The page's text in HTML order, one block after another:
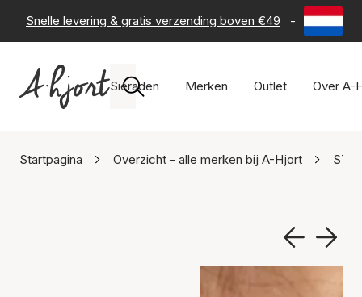
Snelle levering & gratis verzending boven €49 - 60 dagen
Sieraden Merken Outlet Over A-
Startpagina Overzicht - alle merken bij A-Hjort